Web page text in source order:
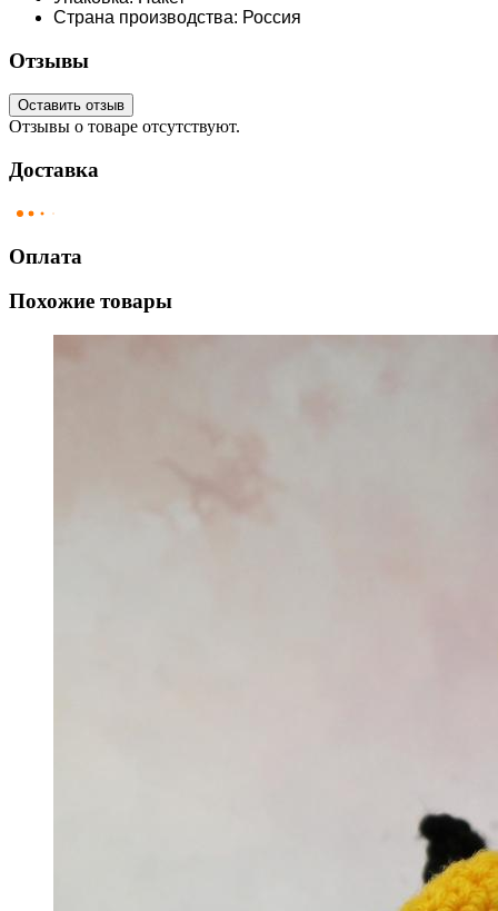
Страна производства: Россия
Отзывы
Оставить отзыв
Отзывы о товаре отсутствуют.
Доставка
Оплата
Похожие товары